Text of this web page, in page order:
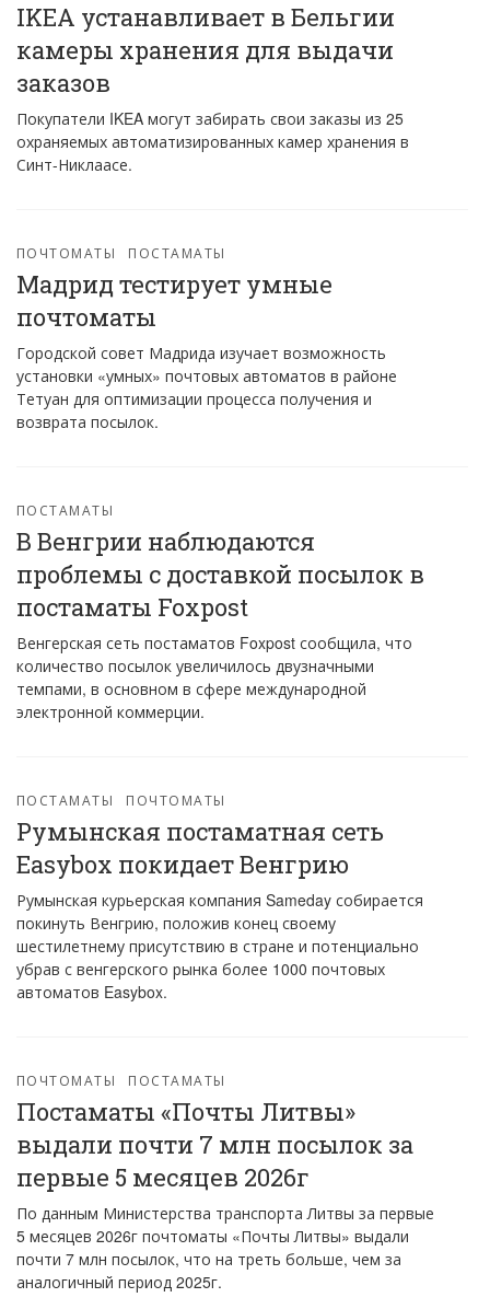
IKEA устанавливает в Бельгии
камеры хранения для выдачи
заказов
Покупатели IKEA могут забирать свои заказы из 25
охраняемых автоматизированных камер хранения в
Синт-Никлаасе.
ПОЧТОМАТЫ ПОСТАМАТЫ
Мадрид тестирует умные
почтоматы
Городской совет Мадрида изучает возможность
установки «умных» почтовых автоматов в районе
Тетуан для оптимизации процесса получения и
возврата посылок.
ПОСТАМАТЫ
В Венгрии наблюдаются
проблемы с доставкой посылок в
постаматы Foxpost
Венгерская сеть постаматов Foxpost сообщила, что
количество посылок увеличилось двузначными
темпами, в основном в сфере международной
электронной коммерции.
ПОСТАМАТЫ ПОЧТОМАТЫ
Румынская постаматная сеть
Easybox покидает Венгрию
Румынская курьерская компания Sameday собирается
покинуть Венгрию, положив конец своему
шестилетнему присутствию в стране и потенциально
убрав с венгерского рынка более 1000 почтовых
автоматов Easybox.
ПОЧТОМАТЫ ПОСТАМАТЫ
Постаматы «Почты Литвы»
выдали почти 7 млн посылок за
первые 5 месяцев 2026г
По данным Министерства транспорта Литвы за первые
5 месяцев 2026г почтоматы «Почты Литвы» выдали
почти 7 млн посылок, что на треть больше, чем за
аналогичный период 2025г.